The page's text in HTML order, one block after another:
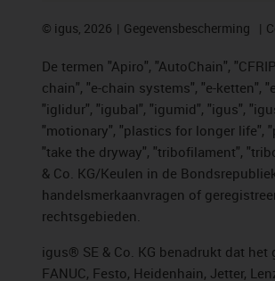
© igus, 2026 Gegevensbescherming
De termen "Apiro", "AutoChain",
chain", "e-chain systems", "e-ketten",
"iglidur", "igubal", "igumid", "igus",
"motionary", "plastics for longer life",
"take the dryway", "tribofilament",
& Co. KG/Keulen in de
handelsmerkaanvragen of
rechtsgebieden.
igus® SE & Co. KG benadrukt dat het
FANUC, Festo, Heidenhain, Jetter,